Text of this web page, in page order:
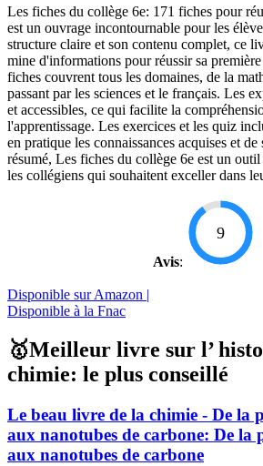
Les fiches du collège 6e: 171 fiches pour
est un ouvrage incontournable pour les
structure claire et son contenu complet, ce
mine d'informations pour réussir sa
fiches couvrent tous les domaines, de la
passant par les sciences et le français. Les
et accessibles, ce qui facilite la
l'apprentissage. Les exercices et les quiz
en pratique les connaissances acquises et
résumé, Les fiches du collège 6e est un
les collégiens qui souhaitent exceller dans
Avis:
9
Disponible sur Amazon |
Disponible à la Fnac
🥇Meilleur livre sur l’
chimie: le plus conseillé
Le beau livre de la chimie - De la
aux nanotubes de carbone: De la
aux nanotubes de carbone